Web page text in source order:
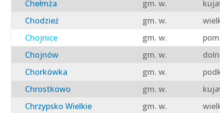
Chełmża
gm. w.
Chodzież
gm. w.
Chojnice
gm. w.
Chojnów
gm. w.
Chorkówka
gm. w.
Chrostkowo
gm. w.
Chrzypsko Wielkie
gm. w.